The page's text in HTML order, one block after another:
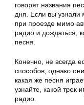
говорят названия
дня. Если вы узнали
при проезде мимо
радио и дождаться,
песня.
Конечно, не всегда
способов, однако
какая же песня
узнайте, какой трек
радио.